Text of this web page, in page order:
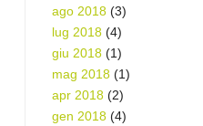
ago 2018 (3)
lug 2018 (4)
giu 2018 (1)
mag 2018 (1)
apr 2018 (2)
gen 2018 (4)